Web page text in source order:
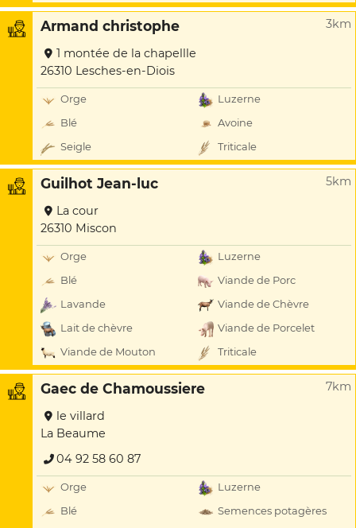
Armand christophe 3km
1 montée de la chapellle
26310 Lesches-en-Diois
Orge
Luzerne
Blé
Avoine
Seigle
Triticale
Guilhot Jean-luc 5km
La cour
26310 Miscon
Orge
Luzerne
Blé
Viande de Porc
Lavande
Viande de Chèvre
Lait de chèvre
Viande de Porcelet
Viande de Mouton
Triticale
Gaec de Chamoussiere 7km
le villard
La Beaume
04 92 58 60 87
Orge
Luzerne
Blé
Semences potagères